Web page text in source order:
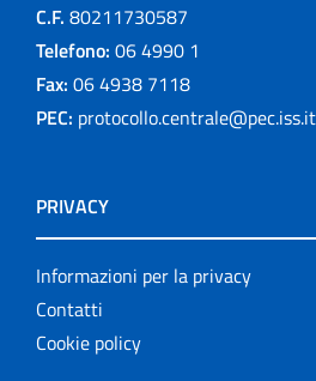
C.F. 80211730587
Telefono: 06 4990 1
Fax: 06 4938 7118
PEC: protocollo.centrale@pec.iss.it
PRIVACY
Informazioni per la privacy
Contatti
Cookie policy